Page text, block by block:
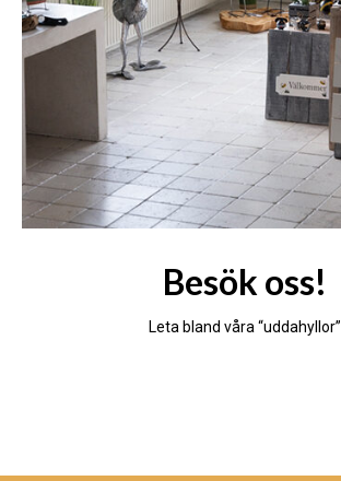
Besök oss!
Leta bland våra “uddahyllor”